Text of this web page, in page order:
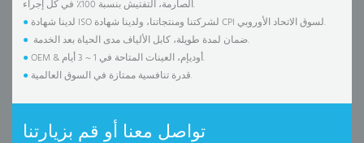
الصارمة، التفتيش بنسبة 100٪ في كل إجراء.
●
لدينا شهادة ISO لشركتنا ومنتجاتنا، ولدينا شهادة CPI لسوق الاتحاد الأوروبي.
●
ضمان لمدة طويلة، كابل الألياف مدى الحياة بعد الخدمة.
●
OEM & أوديإم، العينات المتاحة في 1 ~ 3 أيام.
●
قدرة تنافسية ممتازة في السوق العالمية.
تواصل معنا أو قم بزيارتنا